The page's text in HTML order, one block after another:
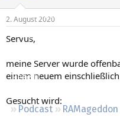
Neue Beiträge
Neueste Aktivitäten
Regeln
Podcast RAMageddon
l
e
r
t
2. August 2020
Servus,
meine Server wurde
einem neuem
Gesucht wird: